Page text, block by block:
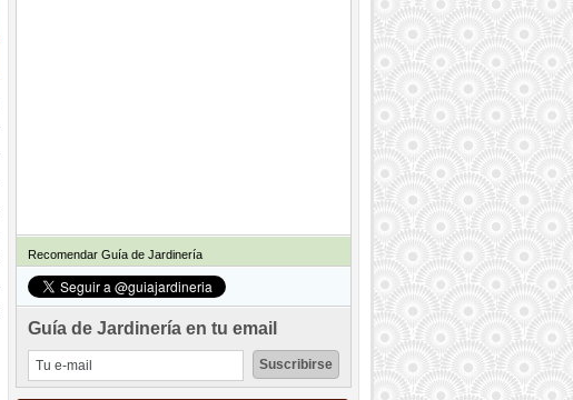
Recomendar Guía de Jardinería
Guía de Jardinería en tu email